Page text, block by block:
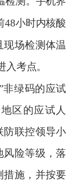
48小时内核酸
场检测体温
考点。
非绿码的应试
区的应试人
防联控领导小
风险等级，落
措施，并按要